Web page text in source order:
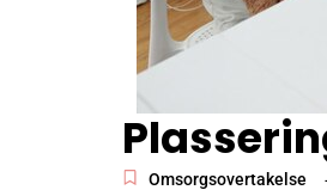
Omsorgsovertakelse